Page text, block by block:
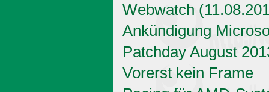
Webwatch
Ankündigung
Patchday August
Vorerst kein Frame